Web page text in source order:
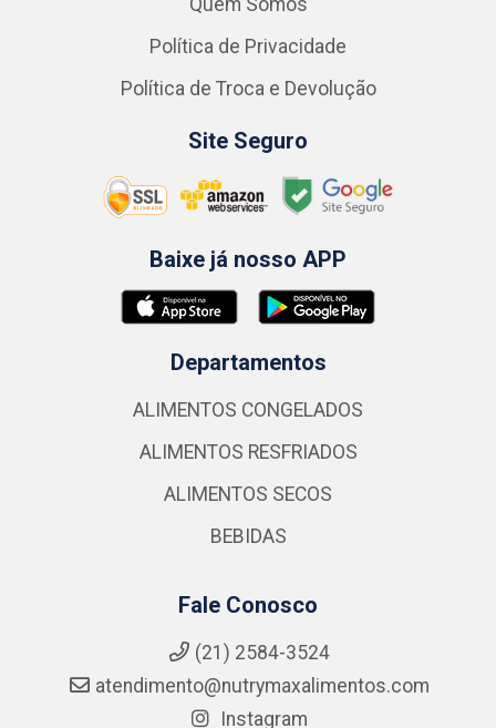
Política de Privacidade
Política de Troca e Devolução
Site Seguro
Baixe já nosso APP
Departamentos
ALIMENTOS CONGELADOS
ALIMENTOS RESFRIADOS
ALIMENTOS SECOS
BEBIDAS
Fale Conosco
(21) 2584-3524
atendimento@nutrymaxalimentos.com
Instagram